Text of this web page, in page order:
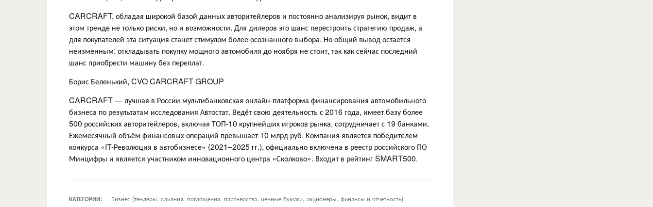
CARCRAFT, обладая широкой базой данных авторитейлеров и постоянно анализируя рынок, видит в
этом тренде не только риски, но и возможности. Для дилеров это шанс перестроить стратегию продаж, а
для покупателей эта ситуация станет стимулом более осознанного выбора. Но общий вывод остается
неизменным: откладывать покупку мощного автомобиля до ноября не стоит, так как сейчас последний
шанс приобрести машину без переплат.
Борис Беленький, CVO CARCRAFT GROUP
CARCRAFT — лучшая в России мультибанковская онлайн-платформа финансирования автомобильного
бизнеса по результатам исследования Автостат. Ведёт свою деятельность с 2016 года, имеет базу более
500 российских авторитейлеров, включая ТОП-10 крупнейших игроков рынка, сотрудничает с 19 банками.
Ежемесячный объём финансовых операций превышает 10 млрд руб. Компания является победителем
конкурса «IT-Революция в автобизнесе» (2021–2025 гг.), официально включена в реестр российского ПО
Минцифры и является участником инновационного центра «Сколково». Входит в рейтинг SMART500.
КАТЕГОРИИ:
Бизнес (тендеры, слияния, поглощения, партнерства, ценные бумаги, акционеры, финансы и отчетность)